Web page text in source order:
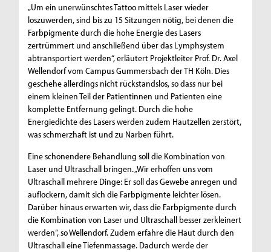
„Um ein unerwünschtes Tattoo mittels Laser wieder
loszuwerden, sind bis zu 15 Sitzungen nötig, bei denen die
Farbpigmente durch die hohe Energie des Lasers
zertrümmert und anschließend über das Lymphsystem
abtransportiert werden“, erläutert Projektleiter Prof. Dr. Axel
Wellendorf vom Campus Gummersbach der TH Köln. Dies
geschehe allerdings nicht rückstandslos, so dass nur bei
einem kleinen Teil der Patientinnen und Patienten eine
komplette Entfernung gelingt. Durch die hohe
Energiedichte des Lasers werden zudem Hautzellen zerstört,
was schmerzhaft ist und zu Narben führt.
Eine schonendere Behandlung soll die Kombination von
Laser und Ultraschall bringen. „Wir erhoffen uns vom
Ultraschall mehrere Dinge: Er soll das Gewebe anregen und
auflockern, damit sich die Farbpigmente leichter lösen.
Darüber hinaus erwarten wir, dass die Farbpigmente durch
die Kombination von Laser und Ultraschall besser zerkleinert
werden“, so Wellendorf. Zudem erfahre die Haut durch den
Ultraschall eine Tiefenmassage. Dadurch werde der